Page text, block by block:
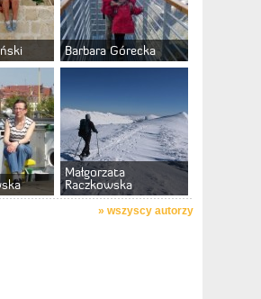
Barbara Górecka
Małgorzata
Raczkowska
» wszyscy autorzy